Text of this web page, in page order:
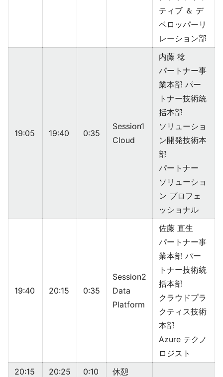
ティブ ＆ デ
ベロッパーリ
レーション部
19:05 19:40 0:35
Session1
Cloud
内藤 稔
パートナー事
業本部 パー
トナー技術統
括本部
ソリューショ
ン開発技術本
部
パートナー
ソリューショ
ン プロフェ
ッショナル
19:40 20:15 0:35
Session2
Data
Platform
佐藤 直生
パートナー事
業本部 パー
トナー技術統
括本部
クラウドプラ
クティス技術
本部
Azure テクノ
ロジスト
20:15
20:25 0:10 休憩